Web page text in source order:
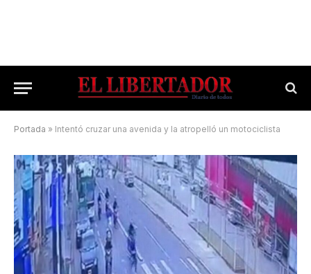
Portada » Intentó cruzar una avenida y la atropelló un motociclista